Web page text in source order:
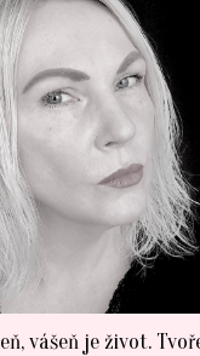
vášeň je život.